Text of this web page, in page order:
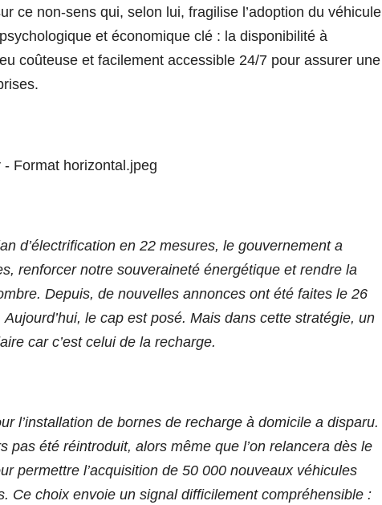
ce non-sens qui, selon lui, fragilise l’adoption du véhicule
et économique clé : la disponibilité à
coûteuse et facilement accessible 24/7 pour assurer une
d’électrification en 22 mesures, le gouvernement a
renforcer notre souveraineté énergétique et rendre la
Depuis, de nouvelles annonces ont été faites le 26
le cap est posé. Mais dans cette stratégie, un
car c’est celui de la recharge.
l’installation de bornes de recharge à domicile a disparu.
pas été réintroduit, alors même que l’on relancera dès le
permettre l’acquisition de 50 000 nouveaux véhicules
Ce choix envoie un signal difficilement compréhensible :